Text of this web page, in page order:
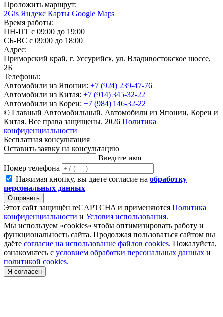
Проложить маршрут:
2Gis Яндекс Карты Google Maps
Время работы:
ПН-ПТ с 09:00 до 19:00
СБ-ВС с 09:00 до 18:00
Адрес:
Приморский край, г. Уссурийск, ул. Владивостокское шоссе,
2Б
Телефоны:
Автомобили из Японии: +7 (924) 239-47-76
Автомобили из Китая: +7 (914) 345-32-22
Автомобили из Кореи: +7 (984) 146-32-22
© Главный Автомобильный. Автомобили из Японии, Кореи и
Китая. Все права защищены. 2026 Политика
конфиденциальности
Бесплатная консультация
Оставить заявку на консультацию
Введите имя
Номер телефона
Нажимая кнопку, вы даете согласие на обработку
персональных данных
Отправить
Этот сайт защищён reCAPTCHA и применяются Политика
конфиденциальности и Условия использования.
Мы используем «cookies» чтобы оптимизировать работу и
функциональность сайта. Продолжая пользоваться сайтом вы
даёте согласие на использование файлов cookies. Пожалуйста,
ознакомьтесь с условием обработки персональных данных и
политикой cookies.
Я согласен